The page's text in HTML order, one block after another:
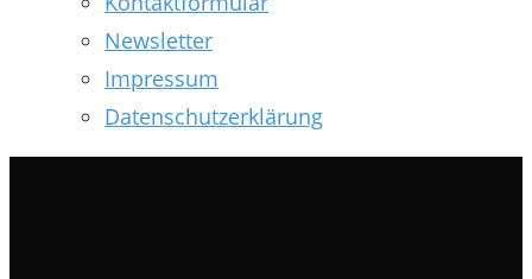
Newsletter
Impressum
Datenschutzerklärung